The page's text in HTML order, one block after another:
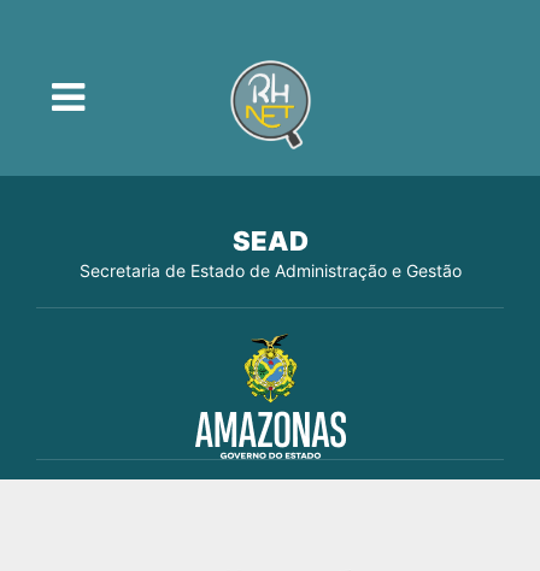
SEAD
Secretaria de Estado de Administração e Gestão